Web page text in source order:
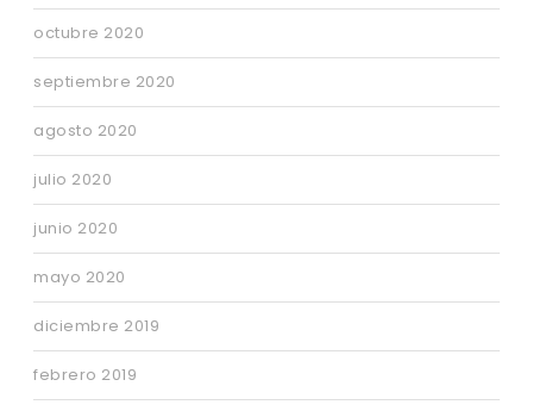
octubre 2020
septiembre 2020
agosto 2020
julio 2020
junio 2020
mayo 2020
diciembre 2019
febrero 2019